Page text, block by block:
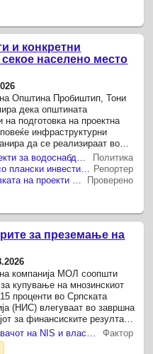
и конкретни
населено место
на Општина Пробиштип, Тони
дека општината
на подготовка на проектна
инфраструктурни
да се реализираат во
Тоневски: Подготвуваме нови проекти за водоснабдување, патишта и канализација во Пробиштип
Политика
Тоневски: Пробиштип се развива со плански инвестиции и конкретни проекти Репортер
Пробиштип: Се работи на подготовката на проекти во областа на водоснабдувањето, улици и канализацијата.
Проверено
за преземање на
компанија МОЛ соопшти
купување на мнозинскиот
проценти во Српската
(НИС) влегуваат во завршна
за финансиските резултати
од годинава, МОЛ го издвои
Фактор